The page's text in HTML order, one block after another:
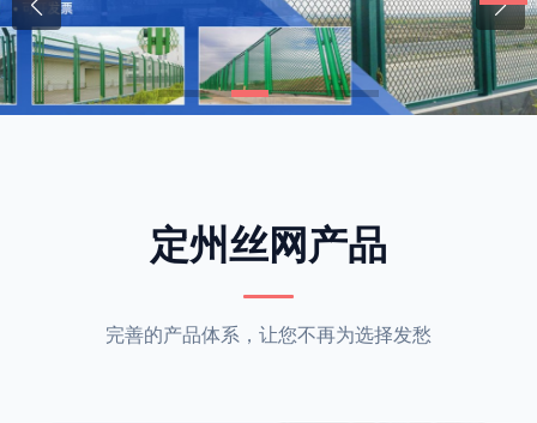
定州丝网产品
完善的产品体系，让您不再为选择发愁